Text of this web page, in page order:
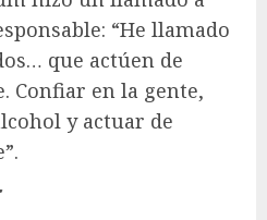
“He llamado
que actúen de
Confiar en la gente,
y actuar de